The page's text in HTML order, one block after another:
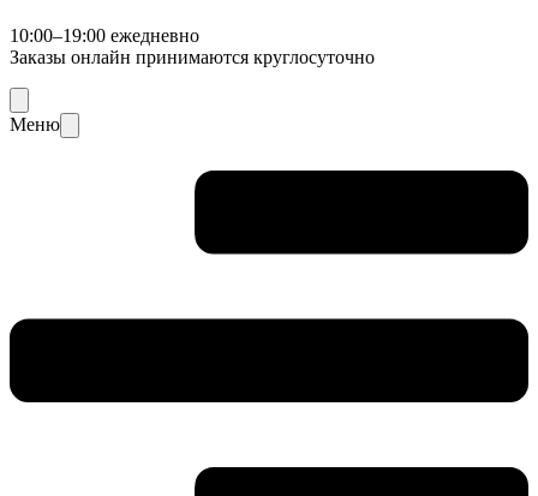
10:00–19:00 ежедневно
Заказы онлайн принимаются круглосуточно
Меню